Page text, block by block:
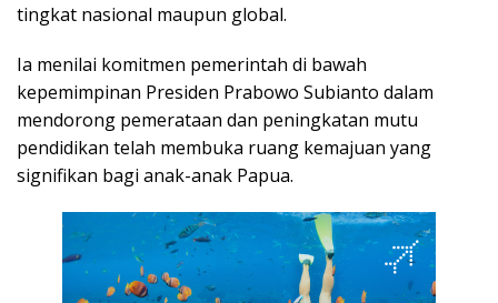
tingkat nasional maupun global.
Ia menilai komitmen pemerintah di bawah
kepemimpinan Presiden Prabowo Subianto dalam
mendorong pemerataan dan peningkatan mutu
pendidikan telah membuka ruang kemajuan yang
signifikan bagi anak-anak Papua.